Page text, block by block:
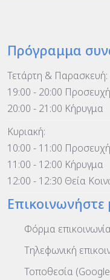
Πρόγραμμα
Τετάρτη & Παρασκευή:
19:00 - 20:00 Προσευχή
20:00 - 21:00 Κήρυγμα
Κυριακή:
10:00 - 11:00 Προσευχή
11:00 - 12:00 Κήρυγμα
12:00 - 12:30 Θεία
Επικοινωνήστε
Φόρμα
Τηλεφωνική
Τοποθεσία